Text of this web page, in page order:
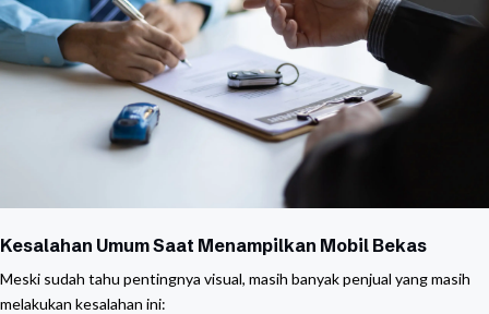
Kesalahan Umum Saat Menampilkan Mobil Bekas
Meski sudah tahu pentingnya visual, masih banyak penjual yang masih
melakukan kesalahan ini: